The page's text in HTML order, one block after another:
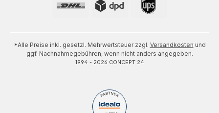
*Alle Preise inkl. gesetzl. Mehrwertsteuer zzgl. Versandkosten und
ggf. Nachnahmegebühren, wenn nicht anders angegeben.
1994 - 2026 CONCEPT 24